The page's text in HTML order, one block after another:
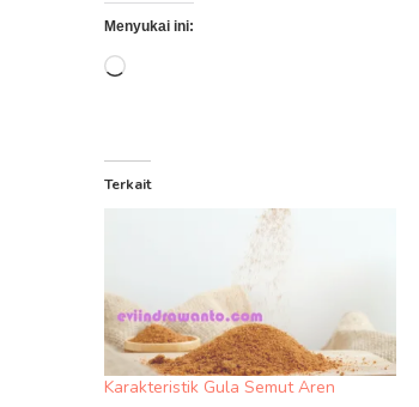
Menyukai ini:
Memuat...
Terkait
Karakteristik Gula Semut Aren